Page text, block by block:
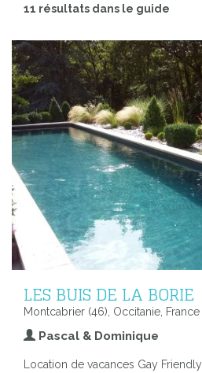
11 résultats dans le guide
LES BUIS DE LA BORIE
Montcabrier (46), Occitanie, France
Pascal & Dominique
Location de vacances Gay Friendly